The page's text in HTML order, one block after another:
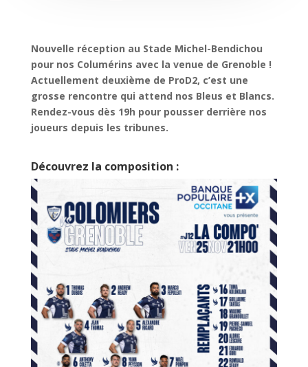
Nouvelle réception au Stade Michel-Bendichou
pour nos Columérins avec la venue de Grenoble !
Actuellement deuxième de ProD2, c’est une
grosse rencontre qui attend nos Bleus et Blancs.
Rendez-vous dès 19h pour pousser derrière nos
joueurs depuis les tribunes.
Découvrez la composition :